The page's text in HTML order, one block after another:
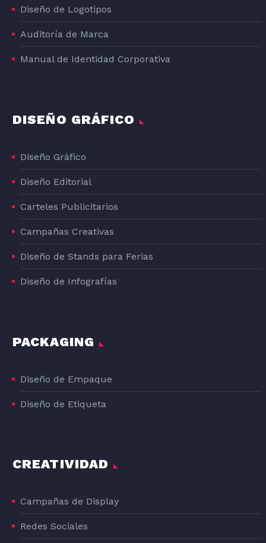
Diseño de Logotipos
Auditoría de Marca
Manual de Identidad Corporativa
DISEÑO GRÁFICO
Diseño Gráfico
Diseño Editorial
Carteles Publicitarios
Campañas Creativas
Diseño de Stands para Ferias
Diseño de Infografías
PACKAGING
Diseño de Empaque
Diseño de Etiqueta
CREATIVIDAD
Campañas de Display
Redes Sociales